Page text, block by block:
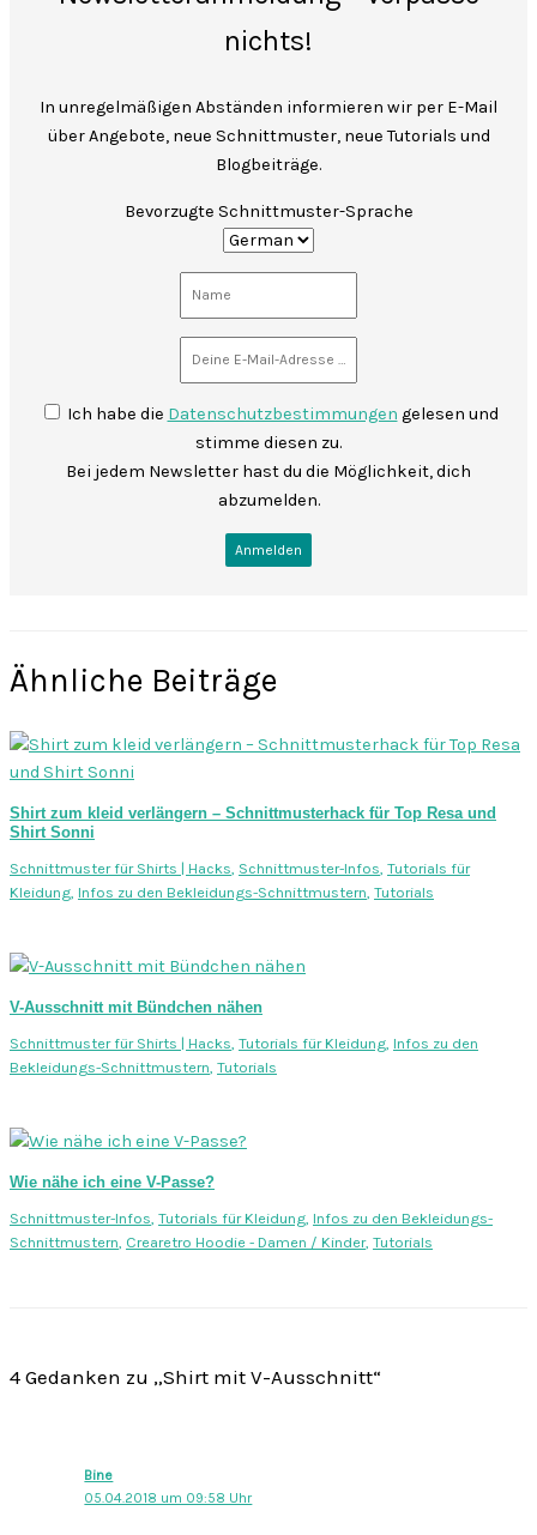
nichts!
In unregelmäßigen Abständen informieren wir per E-Mail
über Angebote, neue Schnittmuster, neue Tutorials und
Blogbeiträge.
Bevorzugte Schnittmuster-Sprache
Ich habe die Datenschutzbestimmungen gelesen und
stimme diesen zu.
Bei jedem Newsletter hast du die Möglichkeit, dich
abzumelden.
Ähnliche Beiträge
Shirt zum kleid verlängern – Schnittmusterhack für Top Resa und
Shirt Sonni
Schnittmuster für Shirts | Hacks, Schnittmuster-Infos, Tutorials für
Kleidung, Infos zu den Bekleidungs-Schnittmustern, Tutorials
V-Ausschnitt mit Bündchen nähen
Schnittmuster für Shirts | Hacks, Tutorials für Kleidung, Infos zu den
Bekleidungs-Schnittmustern, Tutorials
Wie nähe ich eine V-Passe?
Schnittmuster-Infos, Tutorials für Kleidung, Infos zu den Bekleidungs-
Schnittmustern, Crearetro Hoodie - Damen / Kinder, Tutorials
4 Gedanken zu „Shirt mit V-Ausschnitt“
Bine
05.04.2018 um 09:58 Uhr